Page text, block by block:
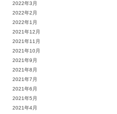
2022年3月
2022年2月
2022年1月
2021年12月
2021年11月
2021年10月
2021年9月
2021年8月
2021年7月
2021年6月
2021年5月
2021年4月